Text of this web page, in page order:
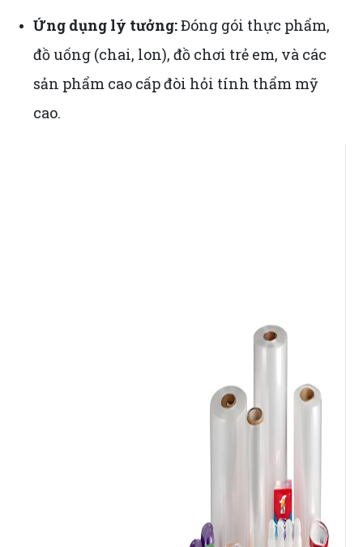
Ứng dụng lý tưởng:Đóng gói thực phẩm,
đồ uống (chai, lon), đồ chơi trẻ em, và các
sản phẩm cao cấp đòi hỏi tính thẩm mỹ
cao.